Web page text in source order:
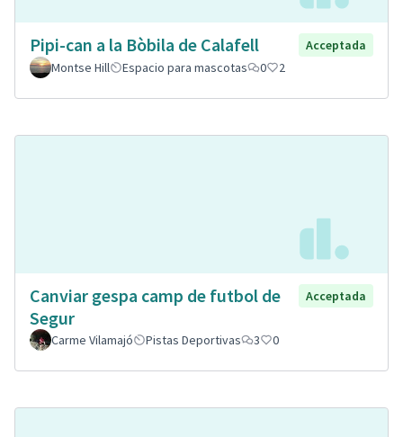
Pipi-can a la Bòbila de Calafell
Acceptada
Montse Hill
Espacio para mascotas 0 2
Canviar gespa camp de futbol de
Segur
Acceptada
Carme Vilamajó Pistas Deportivas 3 0